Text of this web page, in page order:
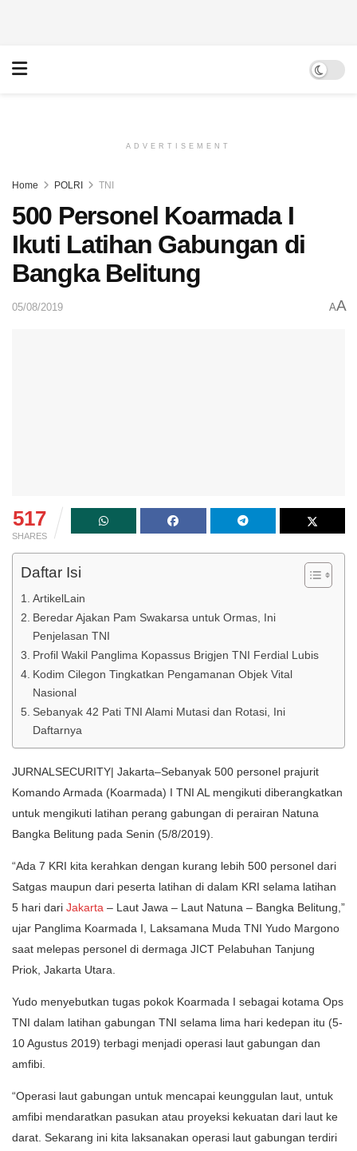
ADVERTISEMENT
Home POLRI TNI
500 Personel Koarmada I
Ikuti Latihan Gabungan di
Bangka Belitung
05/08/2019 AA
517
SHARES
Daftar Isi
ArtikelLain
Beredar Ajakan Pam Swakarsa untuk Ormas, Ini
Penjelasan TNI
Profil Wakil Panglima Kopassus Brigjen TNI Ferdial Lubis
Kodim Cilegon Tingkatkan Pengamanan Objek Vital
Nasional
Sebanyak 42 Pati TNI Alami Mutasi dan Rotasi, Ini
Daftarnya
JURNALSECURITY| Jakarta–Sebanyak 500 personel prajurit
Komando Armada (Koarmada) I TNI AL mengikuti diberangkatkan
untuk mengikuti latihan perang gabungan di perairan Natuna
Bangka Belitung pada Senin (5/8/2019).
“Ada 7 KRI kita kerahkan dengan kurang lebih 500 personel dari
Satgas maupun dari peserta latihan di dalam KRI selama latihan
5 hari dari Jakarta – Laut Jawa – Laut Natuna – Bangka Belitung,”
ujar Panglima Koarmada I, Laksamana Muda TNI Yudo Margono
saat melepas personel di dermaga JICT Pelabuhan Tanjung
Priok, Jakarta Utara.
Yudo menyebutkan tugas pokok Koarmada I sebagai kotama Ops
TNI dalam latihan gabungan TNI selama lima hari kedepan itu (5-
10 Agustus 2019) terbagi menjadi operasi laut gabungan dan
amfibi.
“Operasi laut gabungan untuk mencapai keunggulan laut, untuk
amfibi mendaratkan pasukan atau proyeksi kekuatan dari laut ke
darat. Sekarang ini kita laksanakan operasi laut gabungan terdiri